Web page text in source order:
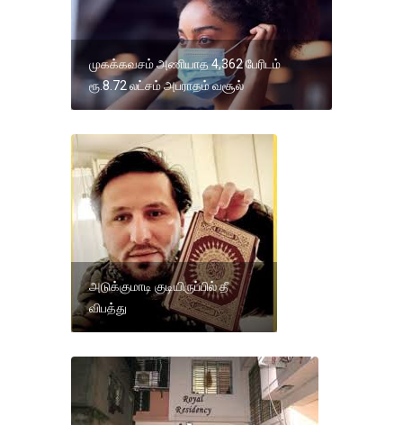
முகக்கவசம் அணியாத 4,362 பேரிடம்
ரூ.8.72 லட்சம் அபராதம் வசூல்
அடுக்குமாடி குடியிருப்பில் தீ
விபத்து